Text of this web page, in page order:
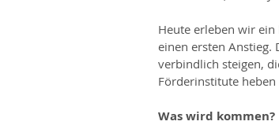
Heute erleben wir
einen ersten Anstieg.
verbindlich steigen,
Förderinstitute
Was wird kommen?